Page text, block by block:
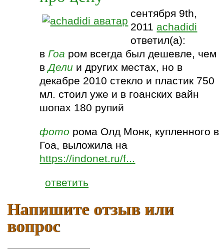
сентября 9th,
2011 achadidi
ответил(а):
в Гоа ром всегда был дешевле, чем
вДели и других местах, но в
декабре 2010 стекло и пластик 750
мл. стоил уже и в гоанских вайн
шопах 180 рупий
фото рома Олд Монк, купленного в
Гоа, выложила на
https://indonet.ru/f...
ответить
Напишите отзыв или
вопрос